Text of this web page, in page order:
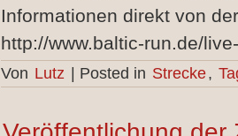
Informationen direkt von
http://www.baltic-run.de/
Von Lutz Posted in Strecke,